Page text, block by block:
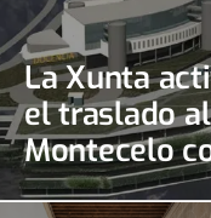
La Xunta
el traslado
Montecelo
690.000